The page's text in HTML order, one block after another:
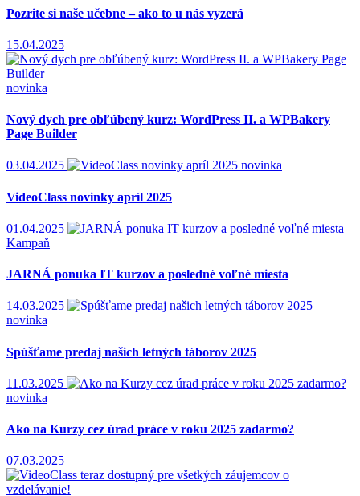
Pozrite si naše učebne – ako to u nás vyzerá
15.04.2025
novinka
Nový dych pre obľúbený kurz: WordPress II. a WPBakery
Page Builder
03.04.2025 novinka
VideoClass novinky apríl 2025
01.04.2025
Kampaň
JARNÁ ponuka IT kurzov a posledné voľné miesta
14.03.2025
novinka
Spúšťame predaj našich letných táborov 2025
11.03.2025
novinka
Ako na Kurzy cez úrad práce v roku 2025 zadarmo?
07.03.2025